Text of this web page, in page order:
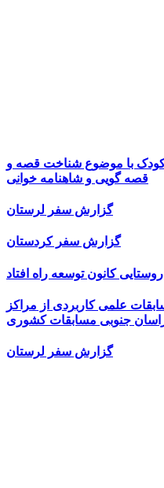
کودک با موضوع شناخت قصه و
قصه گویی و شاهنامه خوانی
گزارش سفر لرستان
گزارش سفر کردستان
کانون توسعه راه افتاد
علمی کاربردی از مراکز
جنوبی مسابقات کشوری
گزارش سفر لرستان